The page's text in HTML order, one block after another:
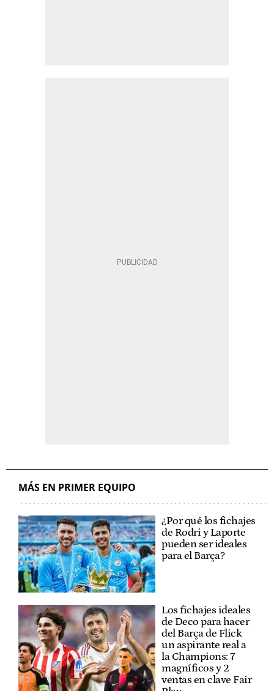
MÁS EN PRIMER EQUIPO
¿Por qué los fichajes
de Rodri y Laporte
pueden ser ideales
para el Barça?
Los fichajes ideales
de Deco para hacer
del Barça de Flick
un aspirante real a
la Champions: 7
magníficos y 2
ventas en clave Fair